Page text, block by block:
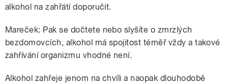
alkohol na zahřátí doporučit.
Mareček: Pak se dočtete nebo slyšíte o zmrzlých
bezdomovcích, alkohol má spojitost téměř vždy a takové
zahřívání organizmu vhodné není.
Alkohol zahřeje jenom na chvíli a naopak dlouhodobě